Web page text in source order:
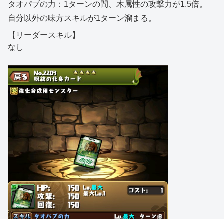
タオパブの力：1ターンの間、木属性の攻撃力が1.5倍。
自分以外の味方スキルが1ターン溜まる。
【リーダースキル】
なし